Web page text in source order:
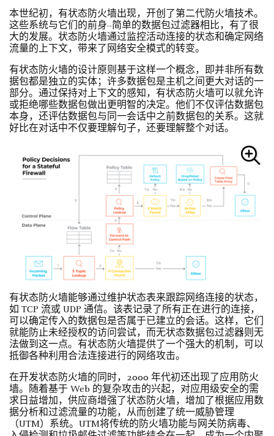
本世纪初，有状态防火墙出现，开创了第二代防火墙技术。
这些系统与它们的前身--简单的数据包过滤器相比，有了很
大的发展。状态防火墙通过监控活动连接的状态和确定网络
流量的上下文，带来了网络安全模式的转变。
有状态防火墙的设计原则基于这样一个概念，即并非所有数
据包都是独立的实体；许多数据包是主机之间更大对话的一
部分。通过保持对上下文的感知，有状态防火墙可以就允许
或拒绝哪些数据包做出更明智的决定。他们不仅评估数据包
本身，还评估数据包与同一会话中之前数据包的关系。这就
好比在对话中不仅要理解句子，还要理解整个对话。
有状态防火墙能够通过维护状态表来跟踪网络连接的状态，
如 TCP 流或 UDP 通信。该表记录了所有正在进行的连接，
可以确定传入的数据包是否属于已建立的会话。这样，它们
就能防止未经授权的访问尝试，而无状态数据包过滤器则无
法做到这一点。有状态防火墙提供了一个强大的机制，可以
抵御各种利用合法连接进行的网络攻击。
在开发状态防火墙的同时，2000 年代初还出现了应用防火
墙。随着基于 Web 的复杂攻击的兴起，对应用级安全的需
求日益增加，供应商增强了状态防火墙，增加了根据应用数
据分析和过滤流量的功能，从而创建了统一威胁管理
（UTM）系统。UTM将传统的防火墙功能与网关防病毒、